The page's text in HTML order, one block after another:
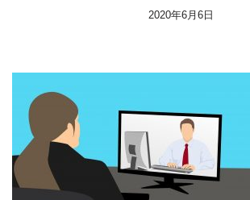
ッ
2020年6月6日